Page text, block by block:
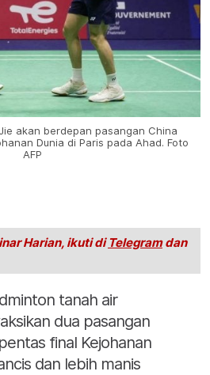
akan berdepan pasangan China
Dunia di Paris pada Ahad. Foto
AFP
Harian, ikuti di Telegramdan
tanah air
dua pasangan
final Kejohanan
dan lebih manis